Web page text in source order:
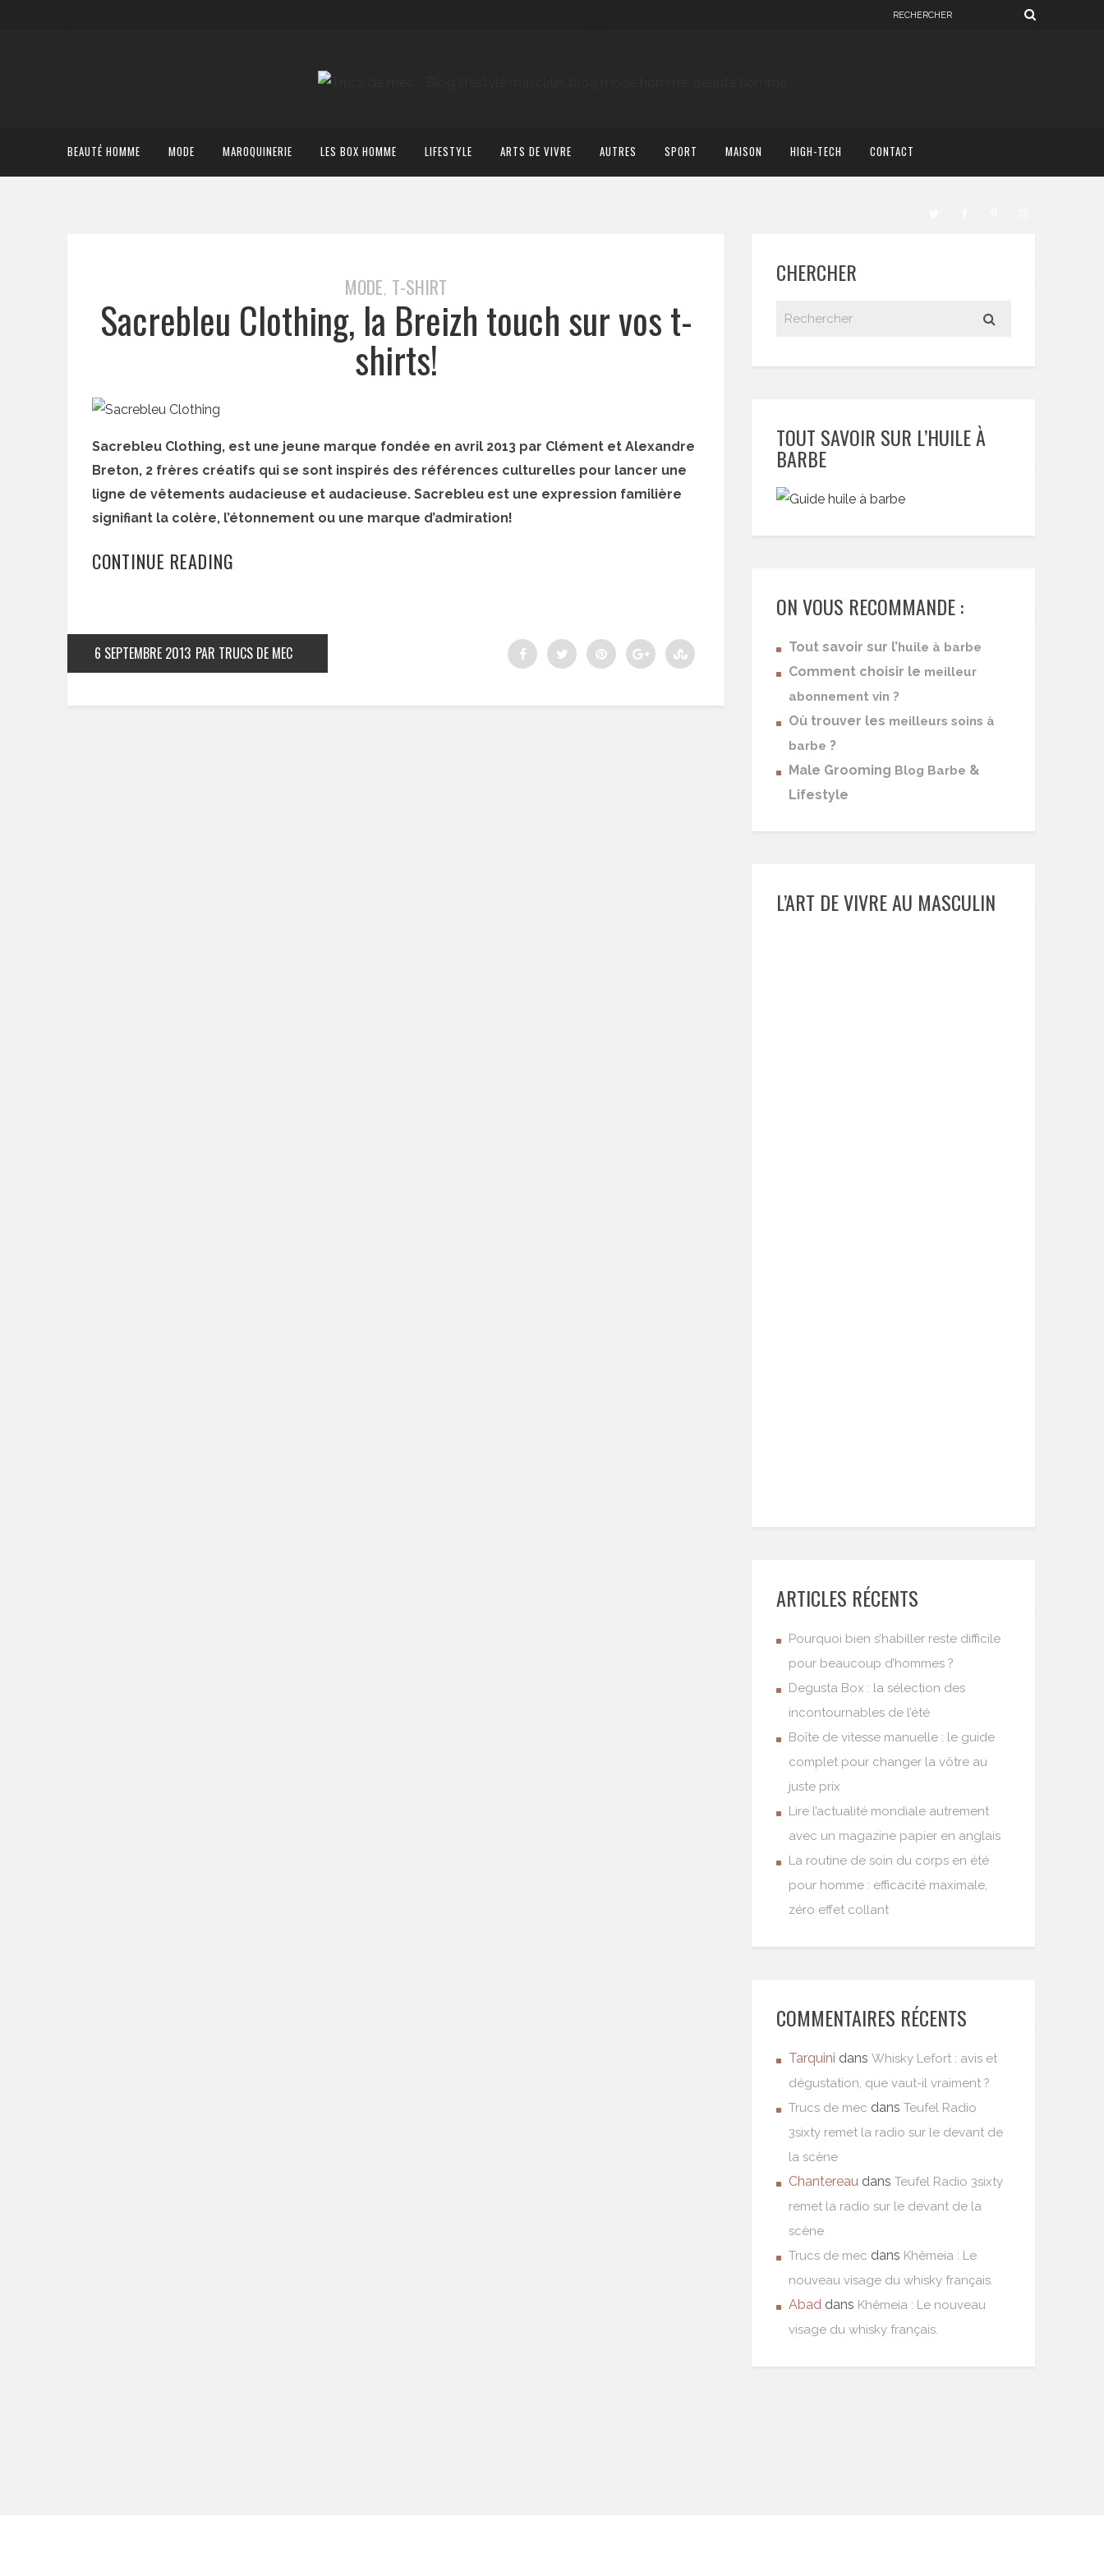
BEAUTÉ HOMME MODE MAROQUINERIE LES BOX HOMME LIFESTYLE ARTS DE VIVRE AUTRES SPORT MAISON HIGH-TECH CONTACT
MODE, T-SHIRT
Sacrebleu Clothing, la Breizh touch sur vos t-
shirts!
Sacrebleu Clothing, est une jeune marque fondée en avril 2013 par Clément et Alexandre
Breton, 2 frères créatifs qui se sont inspirés des références culturelles pour lancer une
ligne de vêtements audacieuse et audacieuse. Sacrebleu est une expression familière
signifiant la colère, l’étonnement ou une marque d’admiration!
CONTINUE READING
6 SEPTEMBRE 2013 PAR TRUCS DE MEC
CHERCHER
TOUT SAVOIR SUR L’HUILE À
BARBE
ON VOUS RECOMMANDE :
Tout savoir sur l’huile à barbe
Comment choisir le meilleur
abonnement vin ?
Où trouver les meilleurs soins à
barbe ?
Male Grooming Blog Barbe &
Lifestyle
L’ART DE VIVRE AU MASCULIN
ARTICLES RÉCENTS
Pourquoi bien s’habiller reste difficile
pour beaucoup d’hommes ?
Degusta Box : la sélection des
incontournables de l’été
Boîte de vitesse manuelle : le guide
complet pour changer la vôtre au
juste prix
Lire l’actualité mondiale autrement
avec un magazine papier en anglais
La routine de soin du corps en été
pour homme : efficacité maximale,
zéro effet collant
COMMENTAIRES RÉCENTS
Tarquini dans Whisky Lefort : avis et
dégustation, que vaut-il vraiment ?
Trucs de mec dans Teufel Radio
3sixty remet la radio sur le devant de
la scène
Chantereau dans Teufel Radio 3sixty
remet la radio sur le devant de la
scène
Trucs de mec dans Khêmeia : Le
nouveau visage du whisky français.
Abad dans Khêmeia : Le nouveau
visage du whisky français.